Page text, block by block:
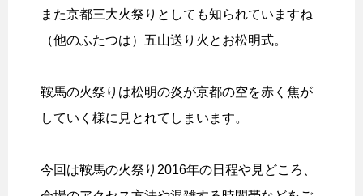
また京都三大火祭りとしても知られていますね
（他のふたつは）五山送り火とお松明式。
鞍馬の火祭りは松明の炎が京都の空を赤く焦が
していく様に見とれてしまいます。
今回は鞍馬の火祭り2016年の日程や見どころ、